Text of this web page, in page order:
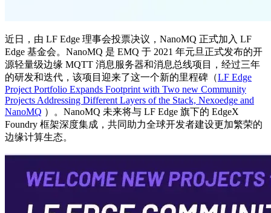
近日，由 LF Edge 理事会投票决议，NanoMQ 正式加入 LF
Edge 基金会。NanoMQ 是 EMQ 于 2021 年元旦正式发布的开
源轻量级边缘 MQTT 消息服务器和消息总线项目，经过三年
的研发和迭代，该项目迎来了这一个新的里程碑（LF Edge
Project Portfolio Expands Footprint with Two new Community
Projects Addressing Different Layers of the Stack, Nexoedge and
NanoMQ ）。NanoMQ 未来将与 LF Edge 旗下的 EdgeX
Foundry 框架深度集成，共同助力全球开发者建设更加繁荣的
边缘计算生态。